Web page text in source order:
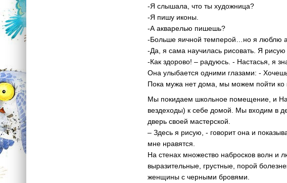
-Я слышала, что ты художница?
-Я пишу иконы.
-А акварелью пишешь?
-Больше яичной темперой…но я люблю
-Да, я сама научилась рисовать. Я рисую
-Как здорово! – радуюсь. - Настасья, я
Она улыбается одними глазами: -
Пока мужа нет дома, мы можем пойти ко
Мы покидаем школьное помещение, и
вездеходы) к себе домой. Мы входим в
дверь своей мастерской.
– Здесь я рисую, - говорит она и
мне нравятся.
На стенах множество набросков волн и
выразительные, грустные, порой
женщины с черными бровями.